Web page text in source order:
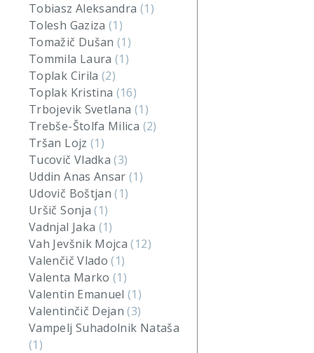
Tobiasz Aleksandra (1)
Tolesh Gaziza(1)
Tomažič Dušan(1)
Tommila Laura(1)
Toplak Cirila(2)
Toplak Kristina (16)
Trbojevik Svetlana (1)
Trebše-Štolfa Milica (2)
Tršan Lojz (1)
Tucovič Vladka(3)
Uddin Anas Ansar(1)
Udovič Boštjan(1)
Uršič Sonja(1)
Vadnjal Jaka (1)
Vah Jevšnik Mojca(12)
Valenčič Vlado(1)
Valenta Marko(1)
Valentin Emanuel(1)
Valentinčič Dejan(3)
Vampelj Suhadolnik Nataša
(1)